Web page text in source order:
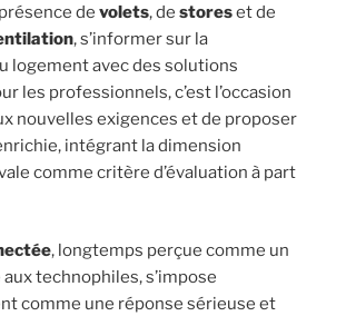
de volets, de storeset de
, s’informer sur la
logement avec des solutions
les professionnels, c’est l’occasion
nouvelles exigences et de proposer
intégrant la dimension
comme critère d’évaluation à part
, longtemps perçue comme un
technophiles, s’impose
comme une réponse sérieuse et